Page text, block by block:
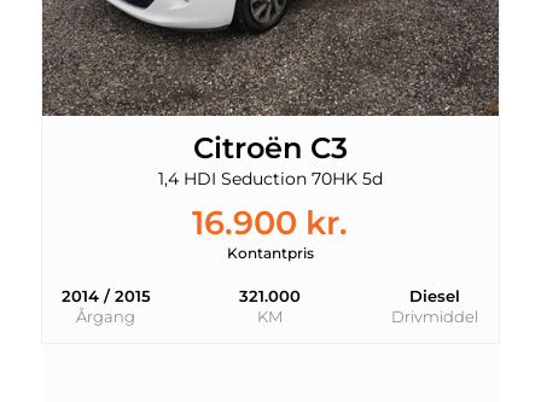
Citroën C3
1,4 HDI Seduction 70HK 5d
16.900 kr.
Kontantpris
2014 / 2015
Årgang
321.000
KM
Diesel
Drivmiddel